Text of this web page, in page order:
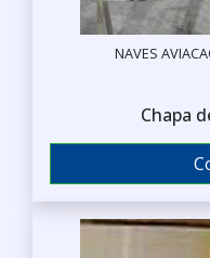
NAVES
Chapa